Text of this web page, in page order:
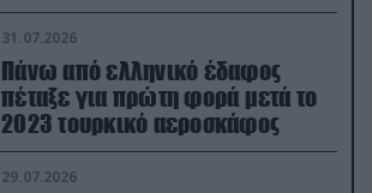
31.07.2026
Πάνω από ελληνικό έδαφος
πέταξε για πρώτη φορά μετά το
2023 τουρκικό αεροσκάφος
29.07.2026